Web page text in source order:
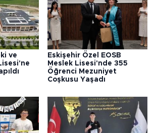
ve
Eskişehir Özel EOSB
Meslek Lisesi'nde 355
Öğrenci Mezuniyet
Coşkusu Yaşadı